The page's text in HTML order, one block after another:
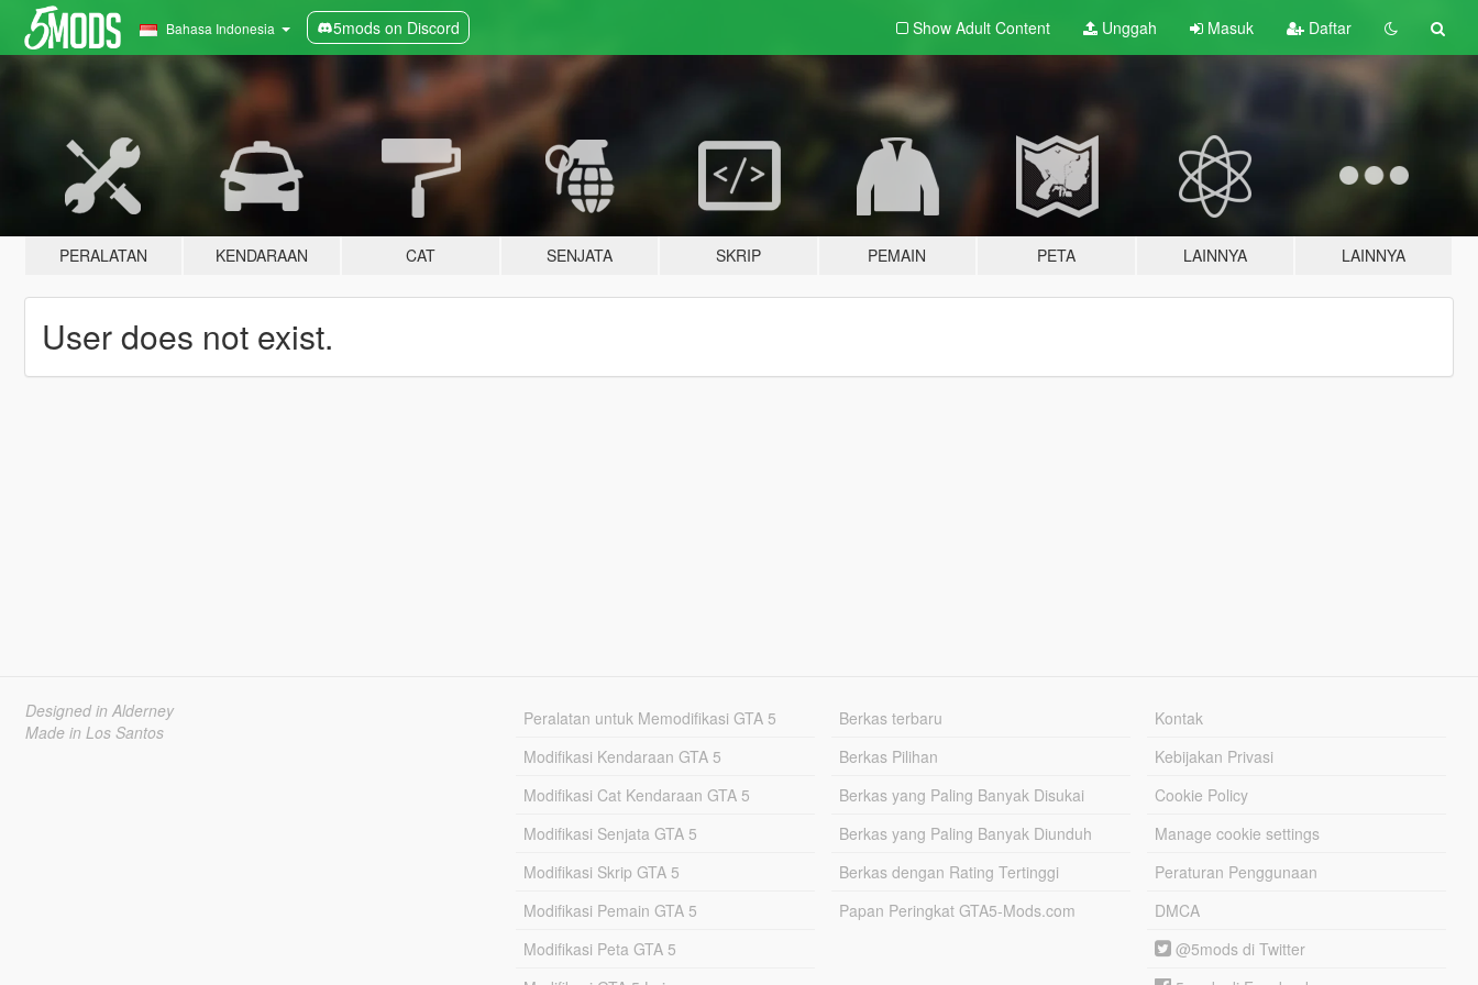
Bahasa Indonesia 5mods on Discord Show Adult Content Unggah Masuk Daftar
PERALATAN KENDARAAN CAT SENJATA SKRIP PEMAIN PETA LAINNYA LAINNYA
User does not exist.
Designed in Alderney
Made in Los Santos
Peralatan untuk Memodifikasi GTA 5
Modifikasi Kendaraan GTA 5
Modifikasi Cat Kendaraan GTA 5
Modifikasi Senjata GTA 5
Modifikasi Skrip GTA 5
Modifikasi Pemain GTA 5
Modifikasi Peta GTA 5
Berkas terbaru
Berkas Pilihan
Berkas yang Paling Banyak Disukai
Berkas yang Paling Banyak Diunduh
Berkas dengan Rating Tertinggi
Papan Peringkat GTA5-Mods.com
Kontak
Kebijakan Privasi
Cookie Policy
Manage cookie settings
Peraturan Penggunaan
DMCA
@5mods di Twitter